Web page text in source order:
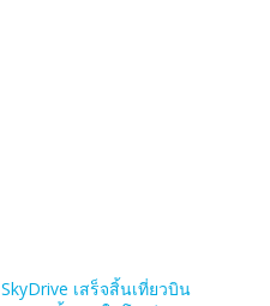
SkyDrive เสร็จสิ้นเที่ยวบิน